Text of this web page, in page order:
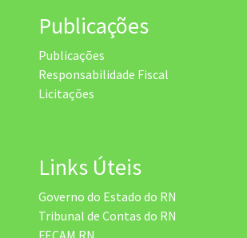
Publicações
Publicações
Responsabilidade Fiscal
Licitações
Links Úteis
Governo do Estado do RN
Tribunal de Contas do RN